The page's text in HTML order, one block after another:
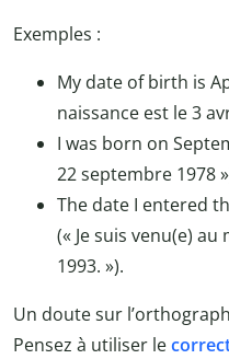
Exemples :
My date of birth is
naissance est le 3
I was born on
22 septembre 1978
The date I entered
(« Je suis venu(e)
1993. »).
Un doute sur
Pensez à utiliser le